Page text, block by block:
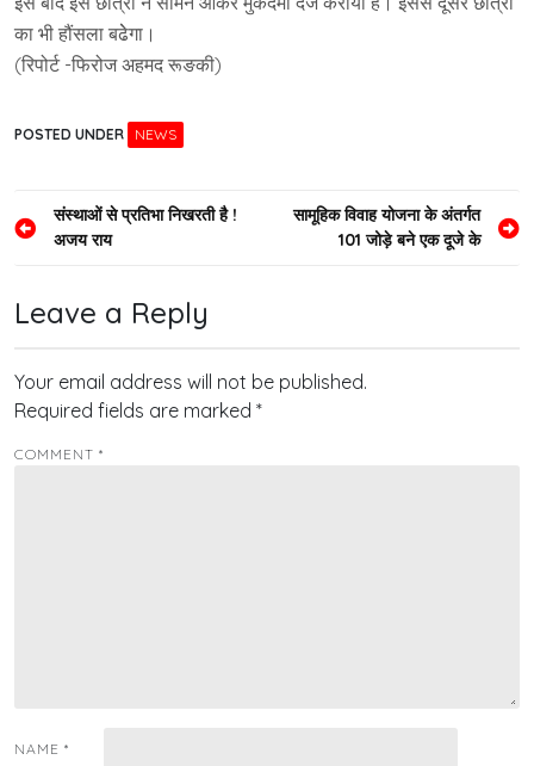
का भी हौंसला बढेेगा।
(रिपोर्ट -फिरोज अहमद रूङकी)
POSTED UNDER NEWS
Post
navigation
संस्थाओं से प्रतिभा निखरती है !
अजय राय
सामूहिक विवाह योजना के अंतर्गत
101 जोड़े बने एक दूजे के
Leave a Reply
Your email address will not be published.
Required fields are marked *
COMMENT *
NAME *